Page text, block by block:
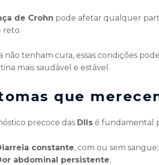
de Crohn pode afetar qualquer
reto.
não tenham cura, essas condições
mais saudável e estável.
que
precoce das DIIsé fundamental
constante, com ou sem sangue;
abdominal persistente;